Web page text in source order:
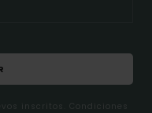
inscritos. Condiciones